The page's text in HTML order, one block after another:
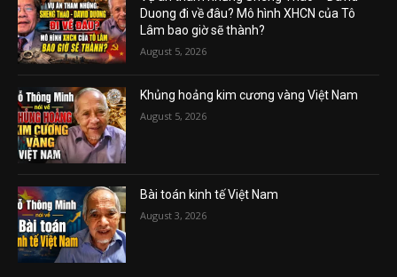
Duong đi về đâu? Mô hình XHCN của Tô
Lâm bao giờ sẽ thành?
August 5, 2026
Khủng hoảng kim cương vàng Việt Nam
August 5, 2026
Bài toán kinh tế Việt Nam
August 3, 2026